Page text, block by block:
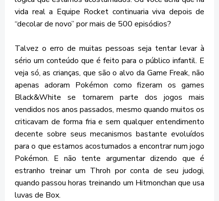
vida real a Equipe Rocket continuaria viva depois de
“decolar de novo” por mais de 500 episódios?
Talvez o erro de muitas pessoas seja tentar levar à
sério um conteúdo que é feito para o público infantil. E
veja só, as crianças, que são o alvo da Game Freak, não
apenas adoram Pokémon como fizeram os games
Black&White se tornarem parte dos jogos mais
vendidos nos anos passados, mesmo quando muitos os
criticavam de forma fria e sem qualquer entendimento
decente sobre seus mecanismos bastante evoluídos
para o que estamos acostumados a encontrar num jogo
Pokémon. E não tente argumentar dizendo que é
estranho treinar um Throh por conta de seu judogi,
quando passou horas treinando um Hitmonchan que usa
luvas de Box.